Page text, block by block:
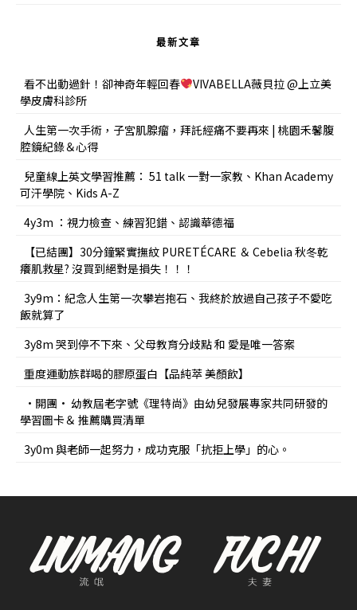
最新文章
看不出動過針！卻神奇年輕回春
VIVABELLA薇貝拉 @上立美
學皮膚科診所
人生第一次手術，子宮肌腺瘤，拜託經痛不要再來 | 桃園禾馨腹
腔鏡紀錄＆心得
兒童線上英文學習推薦： 51 talk 一對一家教、Khan Academy
可汗學院、Kids A-Z
4y3m ：視力檢查、練習犯錯、認識華德福
【已結團】30分鐘緊實撫紋 PURETÉCARE ＆ Cebelia 秋冬乾
癢肌救星? 沒買到絕對是損失！！！
3y9m：紀念人生第一次攀岩抱石、我終於放過自己孩子不愛吃
飯就算了
3y8m 哭到停不下來、父母教育分歧點 和 愛是唯一答案
重度運動族群喝的膠原蛋白【品純萃 美顏飲】
•開團• 幼教屆老字號《理特尚》由幼兒發展專家共同研發的
學習圖卡＆ 推薦購買清單
3y0m 與老師一起努力，成功克服「抗拒上學」的心。